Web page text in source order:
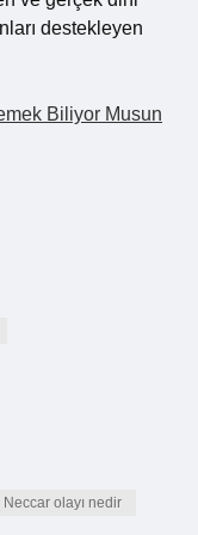
destekleyen
Biliyor Musun
Neccar olayı nedir